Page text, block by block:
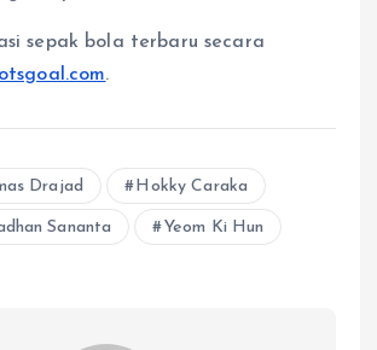
sepak bola terbaru secara
.
Drajad Hokky Caraka
Sananta Yeom Ki Hun